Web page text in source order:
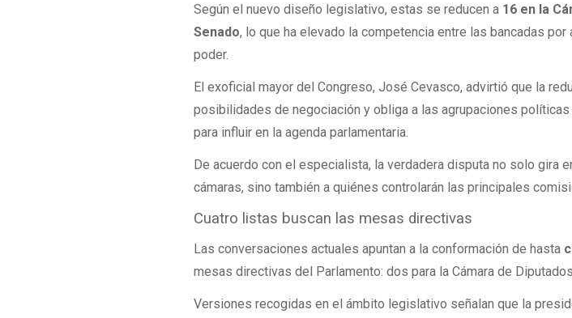
Según el nuevo diseño legislativo, estas se reducen a 16 en la
Senado, lo que ha elevado la competencia entre las bancadas
poder.
El exoficial mayor del Congreso, José Cevasco, advirtió que la
posibilidades de negociación y obliga a las agrupaciones
para influir en la agenda parlamentaria.
De acuerdo con el especialista, la verdadera disputa no solo gira
cámaras, sino también a quiénes controlarán las principales
Cuatro listas buscan las mesas directivas
Las conversaciones actuales apuntan a la conformación de hasta
mesas directivas del Parlamento: dos para la Cámara de
Versiones recogidas en el ámbito legislativo señalan que la